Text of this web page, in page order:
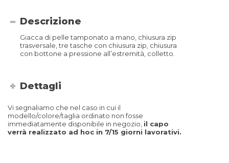
Descrizione
Giacca di pelle tamponato a mano, chiusura zip
trasversale, tre tasche con chiusura zip, chiusura
con bottone a pressione all’estremità, colletto.
Dettagli
Vi segnaliamo che nel caso in cui il
modello/colore/taglia ordinato non fosse
immediatamente disponibile in negozio, il capo
verrà realizzato ad hoc in 7/15 giorni lavorativi.